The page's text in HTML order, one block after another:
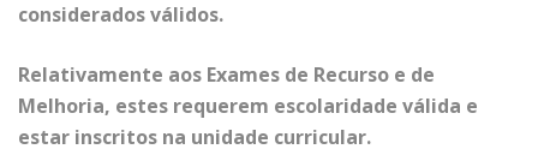
considerados válidos.
Relativamente aos Exames de Recurso e de
Melhoria, estes requerem escolaridade válida e
estar inscritos na unidade curricular.